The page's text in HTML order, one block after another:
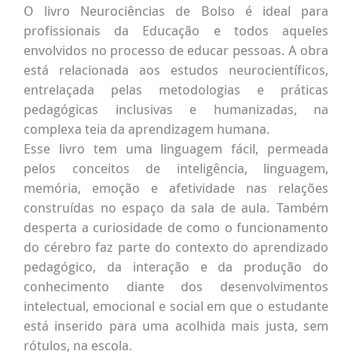
O livro Neurociências de Bolso é ideal para
profissionais da Educação e todos aqueles
envolvidos no processo de educar pessoas. A obra
está relacionada aos estudos neurocientíficos,
entrelaçada pelas metodologias e práticas
pedagógicas inclusivas e humanizadas, na
complexa teia da aprendizagem humana.
Esse livro tem uma linguagem fácil, permeada
pelos conceitos de inteligência, linguagem,
memória, emoção e afetividade nas relações
construídas no espaço da sala de aula. Também
desperta a curiosidade de como o funcionamento
do cérebro faz parte do contexto do aprendizado
pedagógico, da interação e da produção do
conhecimento diante dos desenvolvimentos
intelectual, emocional e social em que o estudante
está inserido para uma acolhida mais justa, sem
rótulos, na escola.